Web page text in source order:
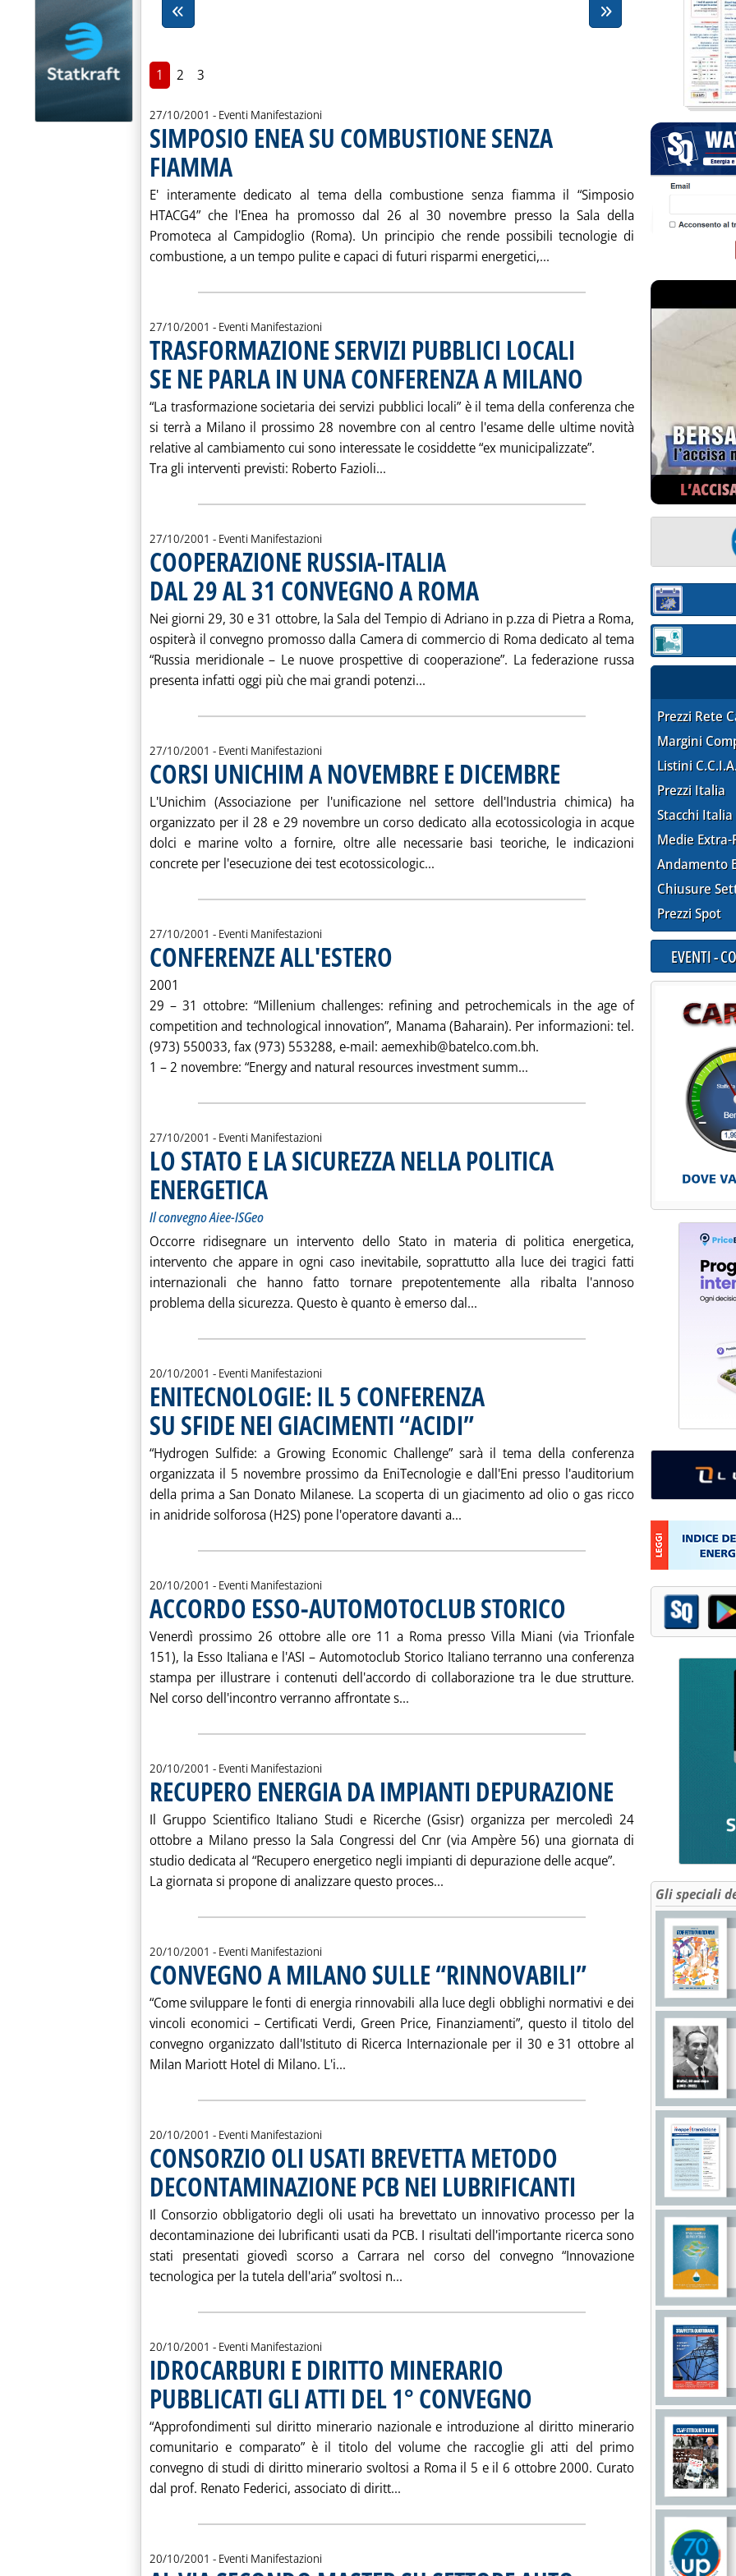
1 2 3
27/10/2001 - Eventi Manifestazioni
SIMPOSIO ENEA SU COMBUSTIONE SENZA
FIAMMA
E' interamente dedicato al tema della combustione senza fiamma il “Simposio
HTACG4” che l'Enea ha promosso dal 26 al 30 novembre presso la Sala della
Promoteca al Campidoglio (Roma). Un principio che rende possibili tecnologie di
combustione, a un tempo pulite e capaci di futuri risparmi energetici,... Leggi tutta la notizia:
27/10/2001 - Eventi Manifestazioni
TRASFORMAZIONE SERVIZI PUBBLICI LOCALI
SE NE PARLA IN UNA CONFERENZA A MILANO . Pubblicata sabato 27 ottobre 2001
“La trasformazione societaria dei servizi pubblici locali” è il tema della conferenza che
si terrà a Milano il prossimo 28 novembre con al centro l'esame delle ultime novità
relative al cambiamento cui sono interessate le cosiddette “ex municipalizzate”.
Tra gli interventi previsti: Roberto Fazioli... Leggi tutta la notizia: 'TRASFORMAZIONE SERVIZI
27/10/2001 - Eventi Manifestazioni
COOPERAZIONE RUSSIA-ITALIA
DAL 29 AL 31 CONVEGNO A ROMA . Pubblicata sabato 27 ottobre 2001 alle 15.37.
Nei giorni 29, 30 e 31 ottobre, la Sala del Tempio di Adriano in p.zza di Pietra a Roma,
ospiterà il convegno promosso dalla Camera di commercio di Roma dedicato al tema
“Russia meridionale – Le nuove prospettive di cooperazione”. La federazione russa
presenta infatti oggi più che mai grandi potenzi... Leggi tutta la notizia: 'COOPERAZIONE RUSSIA-
27/10/2001 - Eventi Manifestazioni
CORSI UNICHIM A NOVEMBRE E DICEMBRE . Pubblicata sabato 27 ottobre 2001 alle
L'Unichim (Associazione per l'unificazione nel settore dell'Industria chimica) ha
organizzato per il 28 e 29 novembre un corso dedicato alla ecotossicologia in acque
dolci e marine volto a fornire, oltre alle necessarie basi teoriche, le indicazioni
concrete per l'esecuzione dei test ecotossicologic... Leggi tutta la notizia: 'CORSI UNICHIM A
27/10/2001 - Eventi Manifestazioni
CONFERENZE ALL'ESTERO
2001
29 – 31 ottobre: “Millenium challenges: refining and petrochemicals in the age of
competition and technological innovation”, Manama (Baharain). Per informazioni: tel.
(973) 550033, fax (973) 553288, e-mail: aemexhib@batelco.com.bh.
1 – 2 novembre: “Energy and natural resources investment summ... Leggi tutta la notizia: 'CONFERENZE
27/10/2001 - Eventi Manifestazioni
LO STATO E LA SICUREZZA NELLA POLITICA
ENERGETICA
Il convegno Aiee-ISGeo
Occorre ridisegnare un intervento dello Stato in materia di politica energetica,
intervento che appare in ogni caso inevitabile, soprattutto alla luce dei tragici fatti
internazionali che hanno fatto tornare prepotentemente alla ribalta l'annoso
problema della sicurezza. Questo è quanto è emerso dal... Leggi tutta la notizia: 'LO STATO E LA
20/10/2001 - Eventi Manifestazioni
ENITECNOLOGIE: IL 5 CONFERENZA
SU SFIDE NEI GIACIMENTI “ACIDI”. Pubblicata sabato 20 ottobre 2001 alle 16.28.
“Hydrogen Sulfide: a Growing Economic Challenge” sarà il tema della conferenza
organizzata il 5 novembre prossimo da EniTecnologie e dall'Eni presso l'auditorium
della prima a San Donato Milanese. La scoperta di un giacimento ad olio o gas ricco
in anidride solforosa (H2S) pone l'operatore davanti a...
20/10/2001 - Eventi Manifestazioni
ACCORDO ESSO-AUTOMOTOCLUB STORICO . Pubblicata sabato 20 ottobre 2001 alle
Venerdì prossimo 26 ottobre alle ore 11 a Roma presso Villa Miani (via Trionfale
151), la Esso Italiana e l'ASI – Automotoclub Storico Italiano terranno una conferenza
stampa per illustrare i contenuti dell'accordo di collaborazione tra le due strutture.
Nel corso dell'incontro verranno affrontate s... Leggi tutta la notizia: 'ACCORDO ESSO-
20/10/2001 - Eventi Manifestazioni
RECUPERO ENERGIA DA IMPIANTI DEPURAZIONE . Pubblicata sabato 20
Il Gruppo Scientifico Italiano Studi e Ricerche (Gsisr) organizza per mercoledì 24
ottobre a Milano presso la Sala Congressi del Cnr (via Ampère 56) una giornata di
studio dedicata al “Recupero energetico negli impianti di depurazione delle acque”.
La giornata si propone di analizzare questo proces... Leggi tutta la notizia: 'RECUPERO ENERGIA DA
20/10/2001 - Eventi Manifestazioni
CONVEGNO A MILANO SULLE “RINNOVABILI”. Pubblicata sabato 20 ottobre 2001
“Come sviluppare le fonti di energia rinnovabili alla luce degli obblighi normativi e dei
vincoli economici – Certificati Verdi, Green Price, Finanziamenti”, questo il titolo del
convegno organizzato dall'Istituto di Ricerca Internazionale per il 30 e 31 ottobre al
Milan Mariott Hotel di Milano. L'i... Leggi tutta la notizia: 'CONVEGNO A MILANO SULLE
20/10/2001 - Eventi Manifestazioni
CONSORZIO OLI USATI BREVETTA METODO
DECONTAMINAZIONE PCB NEI LUBRIFICANTI . Pubblicata sabato 20 ottobre 2001 alle
Il Consorzio obbligatorio degli oli usati ha brevettato un innovativo processo per la
decontaminazione dei lubrificanti usati da PCB. I risultati dell'importante ricerca sono
stati presentati giovedì scorso a Carrara nel corso del convegno “Innovazione
tecnologica per la tutela dell'aria” svoltosi n... Leggi tutta la notizia: 'CONSORZIO OLI USATI
20/10/2001 - Eventi Manifestazioni
IDROCARBURI E DIRITTO MINERARIO
PUBBLICATI GLI ATTI DEL 1° CONVEGNO . Pubblicata sabato 20 ottobre 2001 alle 16.25.
“Approfondimenti sul diritto minerario nazionale e introduzione al diritto minerario
comunitario e comparato” è il titolo del volume che raccoglie gli atti del primo
convegno di studi di diritto minerario svoltosi a Roma il 5 e il 6 ottobre 2000. Curato
dal prof. Renato Federici, associato di diritt... Leggi tutta la notizia: 'IDROCARBURI E DIRITTO
20/10/2001 - Eventi Manifestazioni
Sezione:
Sezione:
Prezzi Rete
Margini
Listini
Prezzi Italia
Stacchi Italia
Medie Extra-
Andamento
Chiusure
Prezzi Spot
EVENTI -
Gli speciali